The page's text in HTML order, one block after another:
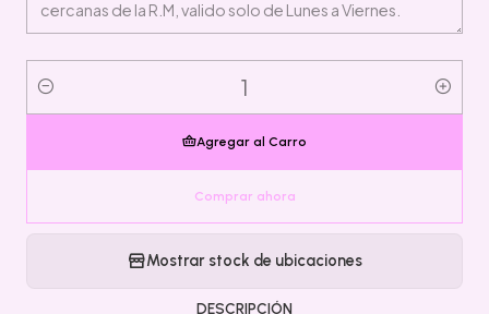
Cantidad
Agregar al Carro
Comprar ahora
Mostrar stock de ubicaciones
DESCRIPCIÓN